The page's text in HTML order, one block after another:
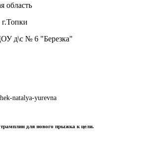
область
г.Топки
д\с № 6 "Березка"
natalya-yurevna
для нового прыжка к цели.